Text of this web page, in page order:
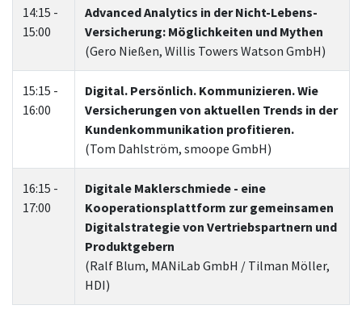
14:15 -
15:00
Advanced Analytics in der Nicht-Lebens-
Versicherung: Möglichkeiten und Mythen
(Gero Nießen, Willis Towers Watson GmbH)
15:15 -
16:00
Digital. Persönlich. Kommunizieren. Wie
Versicherungen von aktuellen Trends in der
Kundenkommunikation profitieren.
(Tom Dahlström, smoope GmbH)
16:15 -
17:00
Digitale Maklerschmiede - eine
Kooperationsplattform zur gemeinsamen
Digitalstrategie von Vertriebspartnern und
Produktgebern
(Ralf Blum, MANiLab GmbH / Tilman Möller,
HDI)